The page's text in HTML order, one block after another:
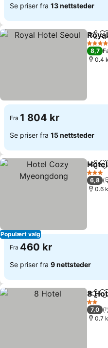
Se priser fra 13 nettsteder
Del
4
8,7
0.4
Fra 1 804 kr
Se priser fra 15 nettsteder
Populært valg
Del
3
6,8
0.6
Fra 460 kr
Se priser fra 9 nettsteder
Del
8
2
7,0
0.7